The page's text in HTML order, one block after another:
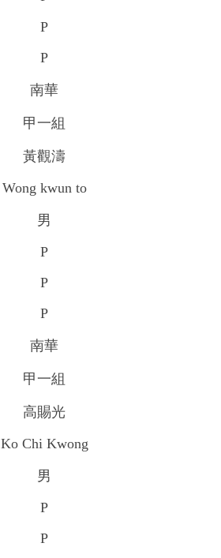
P
P
南華
甲一組
黃觀濤
Wong kwun to
男
P
P
P
南華
甲一組
高賜光
Ko Chi Kwong
男
P
P